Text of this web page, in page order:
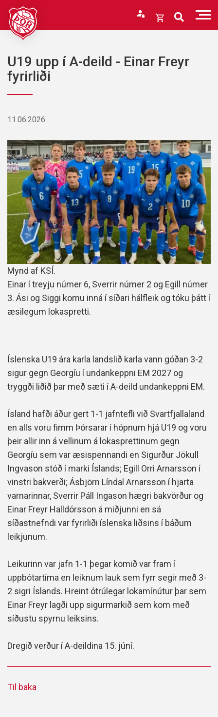
Fara
efni
Opna
Karfan þín
Karfan er tóm.
U19 upp í A-deild - Einar Freyr
fyrirliði
11.06.2026
Mynd af KSÍ.
Einar í treyju númer 6, Sverrir númer 2 og Egill númer
3. Ási og Siggi komu inná í síðari hálfleik og tóku þátt í
æsilegum lokaspretti.
Íslenska U19 ára karla landslið karla vann góðan 3-2
sigur gegn Georgíu í undankeppni EM 2027 og
tryggði liðið þar með sæti í A-deild undankeppni EM.
Ísland hafði áður gert 1-1 jafntefli við Svartfjallaland
en alls voru fimm Þórsarar í hópnum hjá U19 og voru
þeir allir inn á vellinum á lokasprettinum gegn
Georgíu sem var æsispennandi en Sigurður Jökull
Ingvason stóð í marki Íslands; Egill Orri Arnarsson í
vinstri bakverði; Ásbjörn Líndal Arnarsson í hjarta
varnarinnar, Sverrir Páll Ingason hægri bakvörður og
Einar Freyr Halldórsson á miðjunni en sá
síðastnefndi var fyrirliði íslenska liðsins í báðum
leikjunum.
Leikurinn var jafn 1-1 þegar komið var fram í
uppbótartíma en leiknum lauk sem fyrr segir með 3-
2 sigri Íslands. Hreint ótrúlegar lokamínútur þar sem
Einar Freyr lagði upp sigurmarkið sem kom með
síðustu spyrnu leiksins.
Dregið verður í A-deildina 15. júní.
Til baka